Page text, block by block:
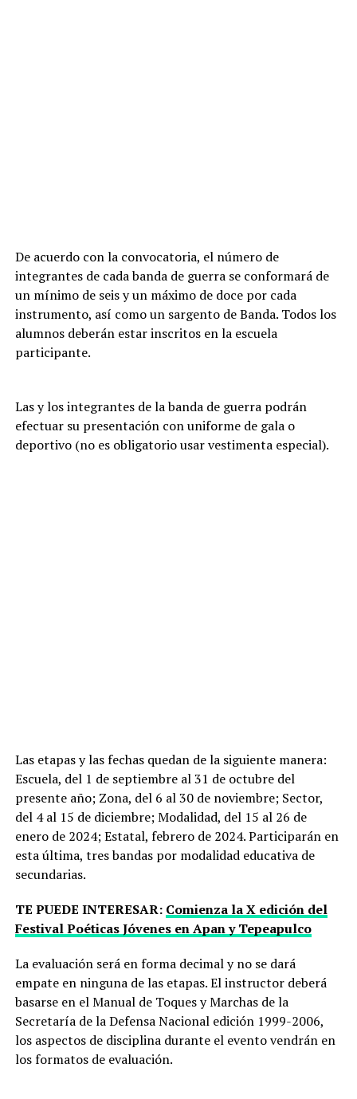
De acuerdo con la convocatoria, el número de
integrantes de cada banda de guerra se conformará de
un mínimo de seis y un máximo de doce por cada
instrumento, así como un sargento de Banda. Todos los
alumnos deberán estar inscritos en la escuela
participante.
Las y los integrantes de la banda de guerra podrán
efectuar su presentación con uniforme de gala o
deportivo (no es obligatorio usar vestimenta especial).
Las etapas y las fechas quedan de la siguiente manera:
Escuela, del 1 de septiembre al 31 de octubre del
presente año; Zona, del 6 al 30 de noviembre; Sector,
del 4 al 15 de diciembre; Modalidad, del 15 al 26 de
enero de 2024; Estatal, febrero de 2024. Participarán en
esta última, tres bandas por modalidad educativa de
secundarias.
TE PUEDE INTERESAR: Comienza la X edición del
Festival Poéticas Jóvenes en Apan y Tepeapulco
La evaluación será en forma decimal y no se dará
empate en ninguna de las etapas. El instructor deberá
basarse en el Manual de Toques y Marchas de la
Secretaría de la Defensa Nacional edición 1999-2006,
los aspectos de disciplina durante el evento vendrán en
los formatos de evaluación.